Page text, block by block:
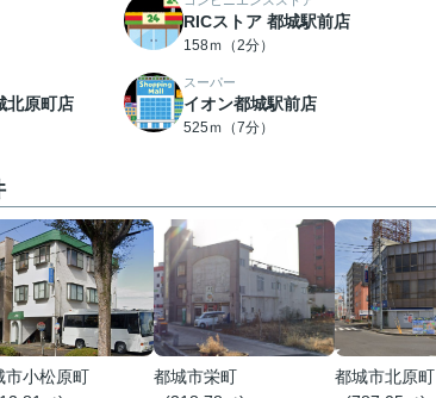
RICストア 都城駅前店
158ｍ（2分）
北原町店
スーパー
イオン都城駅前店
525ｍ（7分）
市小松原町
都城市栄町
都城市北原町